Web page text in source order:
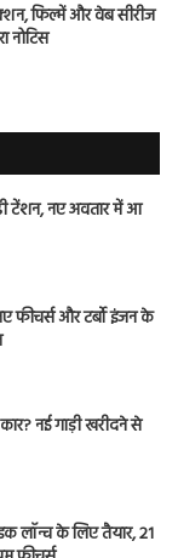
फिल्में और वेब सीरीज
नोटिस
टेंशन, नए अवतार में आ
फीचर्स और टर्बो इंजन के
नई गाड़ी खरीदने से
लॉन्च के लिए तैयार, 21